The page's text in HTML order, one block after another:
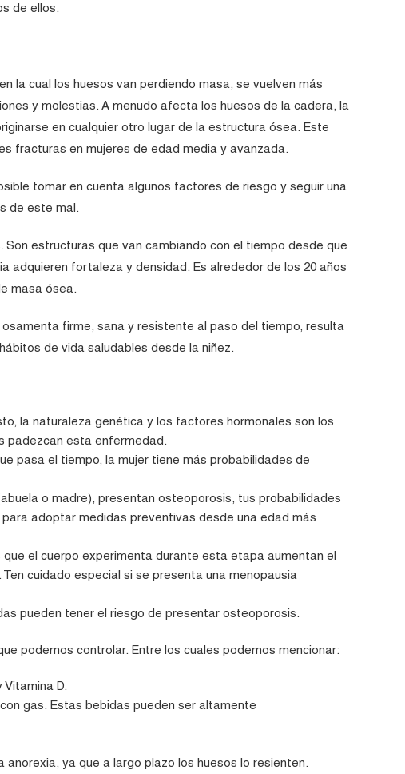
de ellos.
la cual los huesos van perdiendo masa, se vuelven más
y molestias. A menudo afecta los huesos de la cadera, la
en cualquier otro lugar de la estructura ósea. Este
fracturas en mujeres de edad media y avanzada.
tomar en cuenta algunos factores de riesgo y seguir una
de este mal.
estructuras que van cambiando con el tiempo desde que
adquieren fortaleza y densidad. Es alrededor de los 20 años
masa ósea.
firme, sana y resistente al paso del tiempo, resulta
de vida saludables desde la niñez.
la naturaleza genética y los factores hormonales son los
padezcan esta enfermedad.
pasa el tiempo, la mujer tiene más probabilidades de
o madre), presentan osteoporosis, tus probabilidades
adoptar medidas preventivas desde una edad más
que el cuerpo experimenta durante esta etapa aumentan el
cuidado especial si se presenta una menopausia
pueden tener el riesgo de presentar osteoporosis.
podemos controlar. Entre los cuales podemos mencionar:
D.
gas. Estas bebidas pueden ser altamente
ya que a largo plazo los huesos lo resienten.